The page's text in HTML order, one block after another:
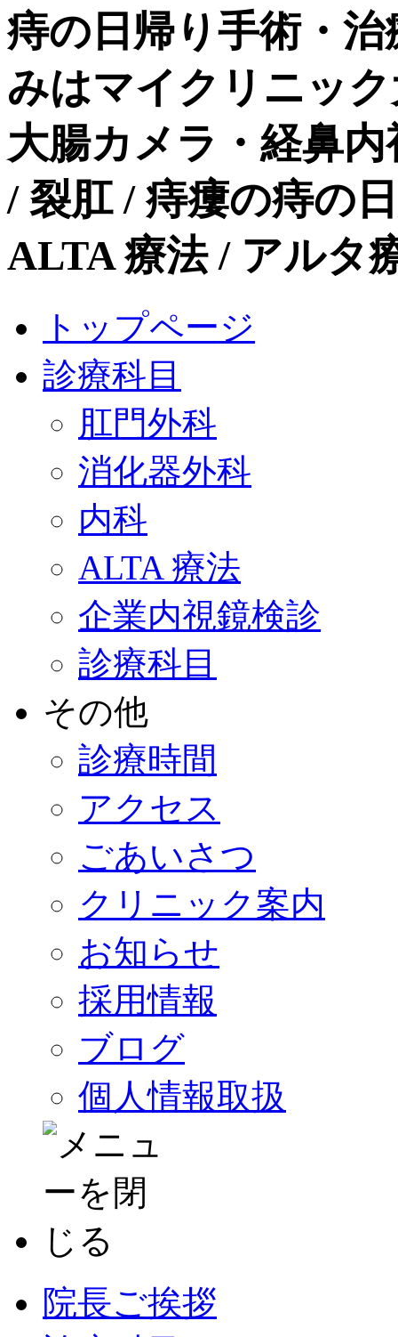
痔の日帰り手術・
みはマイクリニッ
大腸カメラ・経鼻
/ 裂肛 / 痔瘻の痔の
ALTA 療法 / アル
トップページ
診療科目
肛門外科
消化器外科
内科
ALTA 療法
企業内視鏡検診
診療科目
その他
診療時間
アクセス
ごあいさつ
クリニック案内
お知らせ
採用情報
ブログ
個人情報取扱
院長ご挨拶